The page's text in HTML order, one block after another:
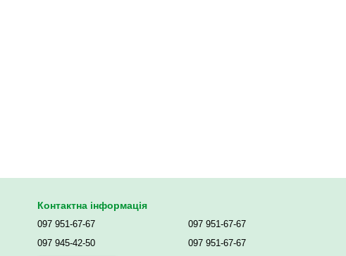
Контактна інформація
097 951-67-67
097 945-42-50
097 951-67-67
097 951-67-67